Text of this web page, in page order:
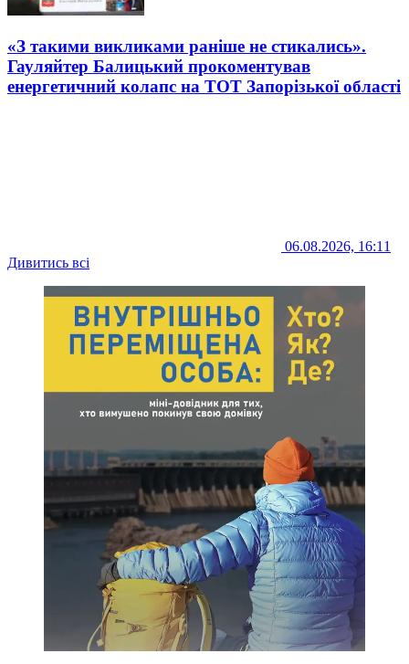
«З такими викликами раніше не стикались».
Гауляйтер Балицький прокоментував
енергетичний колапс на ТОТ Запорізької області
06.08.2026, 16:11
Дивитись всі